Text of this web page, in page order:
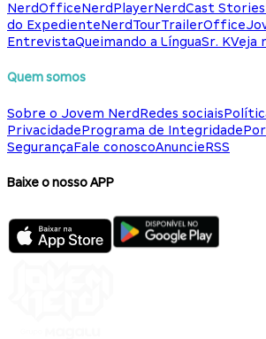
NerdOfficeNerdPlayerNerdCast Stories
do ExpedienteNerdTourTrailerOffice
EntrevistaQueimando a LínguaSr. KVeja
Quem somos
Sobre o Jovem NerdRedes sociais
PrivacidadePrograma de Integridade
SegurançaFale conoscoAnuncieRSS
Baixe o nosso APP